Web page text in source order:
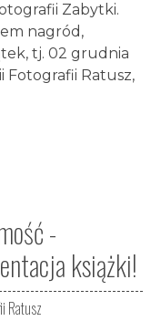
Zabytki.
nagród,
tj. 02 grudnia
Fotografii Ratusz,
-
książki!
Ratusz